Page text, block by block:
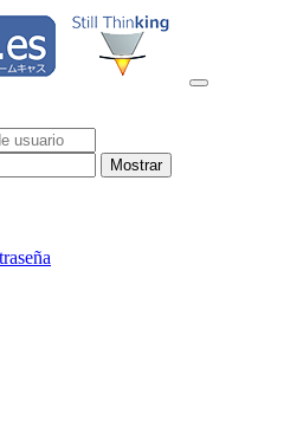
Mostrar